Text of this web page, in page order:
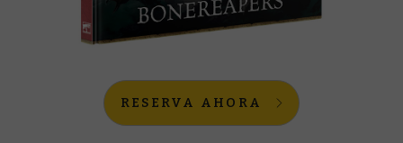
RESERVA AHORA